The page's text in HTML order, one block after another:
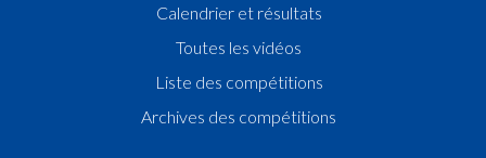
Calendrier et résultats
Toutes les vidéos
Liste des compétitions
Archives des compétitions